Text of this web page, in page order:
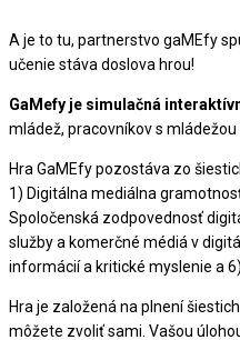
A je to tu, partnerstvo gaMEfy
učenie stáva doslova hrou!
GaMefy je simulačná
mládež, pracovníkov s mládežou
Hra GaMEfy pozostáva zo
1) Digitálna mediálna
Spoločenská zodpovednosť
služby a komerčné médiá v
informácií a kritické myslenie a
Hra je založená na plnení
môžete zvoliť sami. Vašou